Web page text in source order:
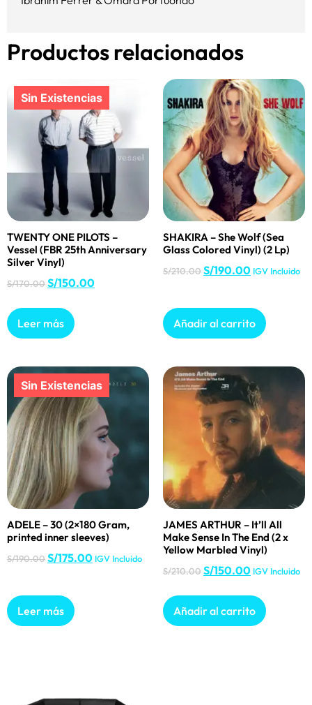
Productos relacionados
TWENTY ONE PILOTS –
Vessel (FBR 25th Anniversary
Silver Vinyl)
S/170.00S/150.00
Leer más
SHAKIRA – She Wolf (Sea
Glass Colored Vinyl) (2 Lp)
S/210.00S/190.00 IGV Incluido
Añadir al carrito
ADELE – 30 (2×180 Gram,
printed inner sleeves)
S/190.00S/175.00 IGV Incluido
Leer más
JAMES ARTHUR – It’ll All
Make Sense In The End (2 x
Yellow Marbled Vinyl)
S/210.00S/150.00 IGV Incluido
Añadir al carrito